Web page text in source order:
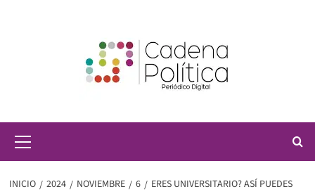
principal
INICIO 2024 NOVIEMBRE 6
ERES UNIVERSITARIO? ASÍ PUEDES